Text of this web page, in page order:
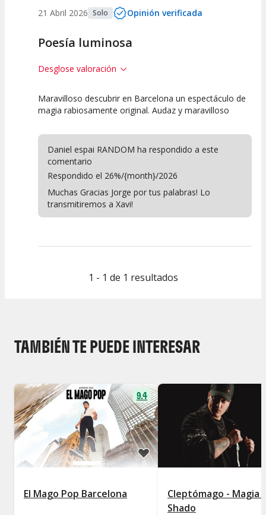
21 Abril 2026 Solo Opinión verificada
Poesía luminosa
Desglose valoración
10
Espectáculo
10
Escena
10
artística
Maravilloso descubrir en Barcelona un espectáculo de
magia rabiosamente original. Audaz y maravilloso
Daniel espai RANDOM ha respondido a este
comentario
Respondido el 26%/{month}/2026
Muchas Gracias Jorge por tus palabras! Lo
transmitiremos a Xavi!
1 - 1 de 1 resultados
TAMBIÉN TE PUEDE INTERESAR
9.4
El Mago Pop Barcelona
Cleptómago - Magia
Shado